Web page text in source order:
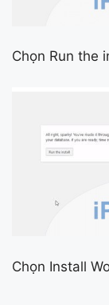
Chọn Run the
Chọn Install